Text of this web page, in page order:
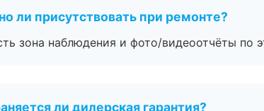
ли присутствовать при ремонте?
зона наблюдения и фото/видеоотчёты по
ли дилерская гарантия?